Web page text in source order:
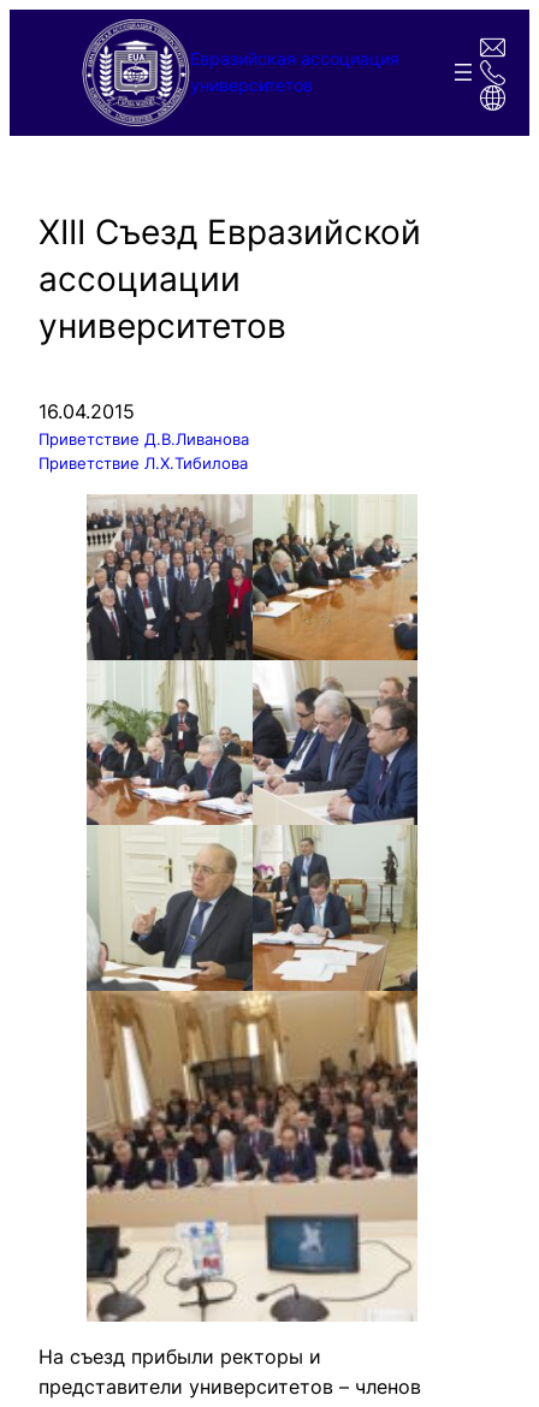
содержимому
Евразийская ассоциация
университетов
XIII Съезд Евразийской
ассоциации
университетов
16.04.2015
Приветствие Д.В.Ливанова
Приветствие Л.Х.Тибилова
На съезд прибыли ректоры и
представители университетов – членов